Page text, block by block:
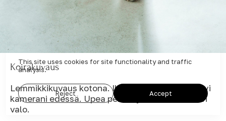
Koirakuvaus
Lemmikkikuvaus kotona. Ihastuttava siba inu kävi
kamerani edessä. Upea penttu ja kaunis luonnon
valo.
This site uses cookies for site functionality and traffic
analysis.
Reject Accept